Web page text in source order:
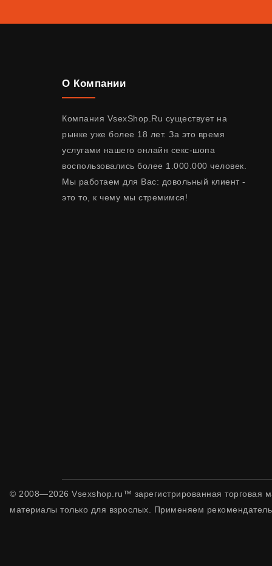
О Компании
Компания VsexShop.Ru существует на
рынке уже более 18 лет. За это время
услугами нашего онлайн секс-шопа
воспользовались более 1.000.000 человек.
Мы работаем для Вас: довольный клиент -
это то, к чему мы стремимся!
© 2008—2026 Vsexshop.ru™ зарегистрированная торговая
материалы только для взрослых. Применяем